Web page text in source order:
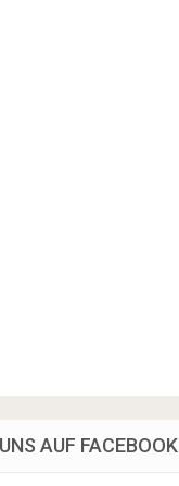
AUF FACEBOOK